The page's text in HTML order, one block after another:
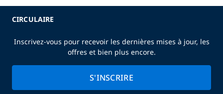
CIRCULAIRE
Inscrivez-vous pour recevoir les dernières mises à jour, les
offres et bien plus encore.
S'INSCRIRE